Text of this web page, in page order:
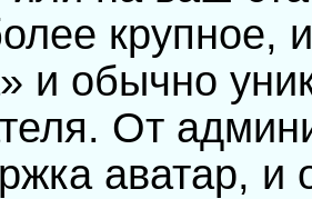
крупное,
и обычно
От
аватар, и